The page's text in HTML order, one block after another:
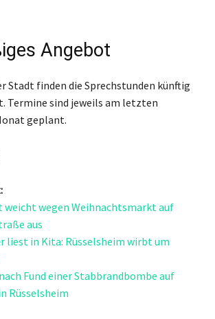
Angebot
Stadt finden die Sprechstunden künftig
Termine sind jeweils am letzten
geplant.
weicht wegen Weihnachtsmarkt auf
aus
liest in Kita: Rüsselsheim wirbt um
Fund einer Stabbrandbombe auf
Rüsselsheim